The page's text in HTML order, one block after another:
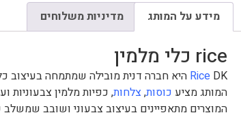
מידע על המותג מדיניות משלוחים
rice כלי מלמין
Rice DK היא חברה דנית מובילה שמתמחה בעיצוב כלי מלמין צבעוניים ויצירתיים לבית.
המותג מציע כוסות,צלחות, כפיות מלמין צבעוניות
המוצרים מתאפיינים בעיצוב צבעוני ושובב שמשלב